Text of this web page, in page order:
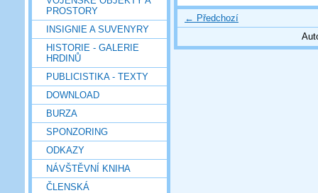
PROSTORY
INSIGNIE A SUVENYRY
HISTORIE - GALERIE
HRDINŮ
PUBLICISTIKA - TEXTY
DOWNLOAD
BURZA
SPONZORING
ODKAZY
NÁVŠTĚVNÍ KNIHA
ČLENSKÁ
← Předchozí